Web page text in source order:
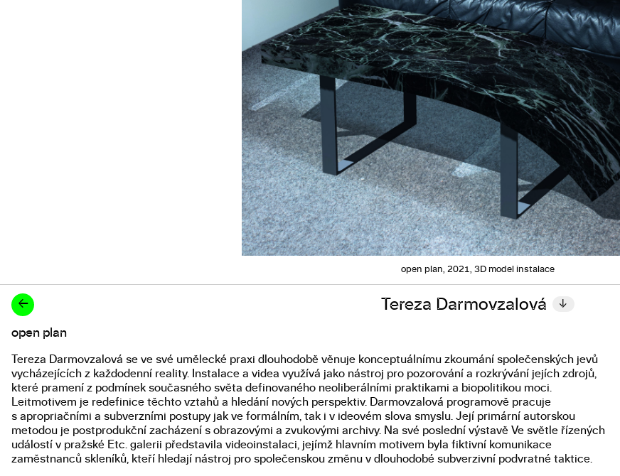
Tereza Darmovzalová ↓
←
open plan, 2021, 3D model instalace
Popis diplomové práce
open plan
Tereza Darmovzalová se ve své umělecké praxi dlouhodobě věnuje konceptuálnímu zkoumání společenských jevů
vycházejících z každodenní reality. Instalace a videa využívá jako nástroj pro pozorování a rozkrývání jejích zdrojů,
které pramení z podmínek současného světa definovaného neoliberálními praktikami a biopolitikou moci.
Leitmotivem je redefinice těchto vztahů a hledání nových perspektiv. Darmovzalová programově pracuje
s apropriačními a subverzními postupy jak ve formálním, tak i v ideovém slova smyslu. Její primární autorskou
metodou je postprodukční zacházení s obrazovými a zvukovými archivy. Na své poslední výstavě Ve světle řízených
událostí v pražské Etc. galerii představila videoinstalaci, jejímž hlavním motivem byla fiktivní komunikace
zaměstnanců skleníků, kteří hledají nástroj pro společenskou změnu v dlouhodobé subverzivní podvratné taktice.